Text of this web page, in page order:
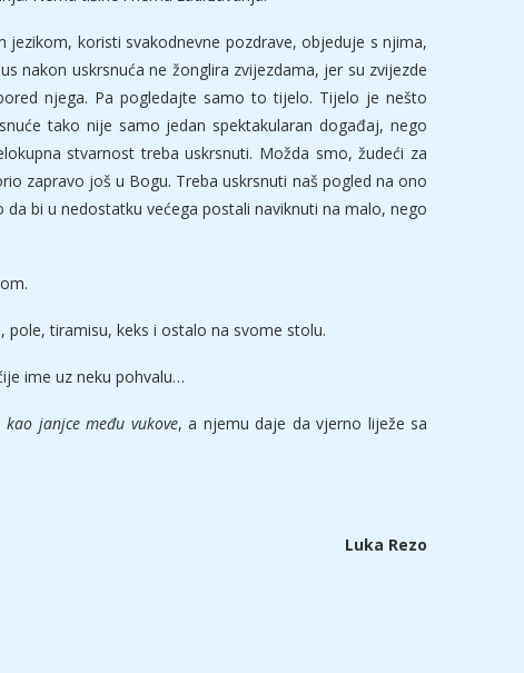
koristi svakodnevne pozdrave, objeduje s njima,
nakon uskrsnuća ne žonglira zvijezdama, jer su zvijezde
njega. Pa pogledajte samo to tijelo. Tijelo je nešto
tako nije samo jedan spektakularan događaj, nego
stvarnost treba uskrsnuti. Možda smo, žudeći za
zapravo još u Bogu. Treba uskrsnuti naš pogled na ono
bi u nedostatku većega postali naviknuti na malo, nego
tiramisu, keks i ostalo na svome stolu.
ime uz neku pohvalu…
kao janjce među vukove, a njemu daje da vjerno liježe sa
Luka Rezo